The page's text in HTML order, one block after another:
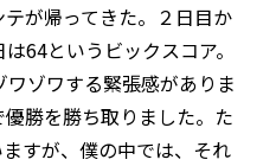
が帰ってきた。２日目か
64というビックスコア。
ゾワする緊張感がありま
勝を勝ち取りました。た
すが、僕の中では、それ